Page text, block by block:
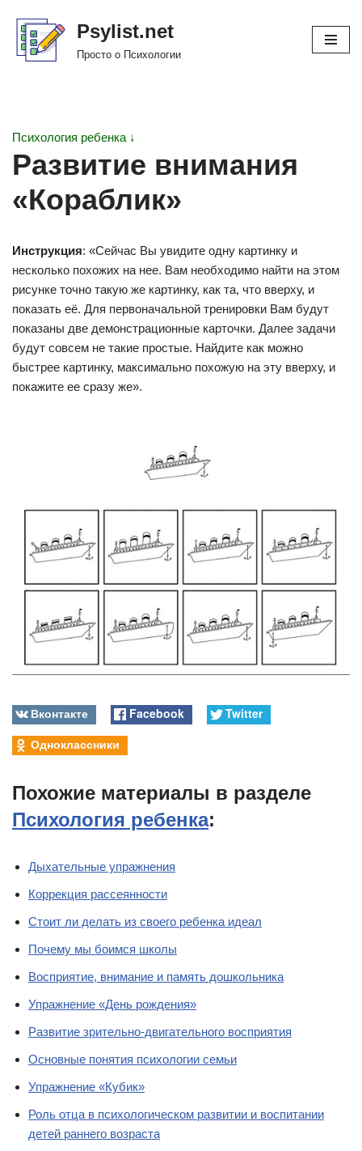
Перейти
Psylist.net
Просто о Психологии
Психология ребенка ↓
Развитие внимания
«Кораблик»
Инструкция: «Сейчас Вы увидите одну картинку и
несколько похожих на нее. Вам необходимо найти на этом
рисунке точно такую же картинку, как та, что вверху, и
показать её. Для первоначальной тренировки Вам будут
показаны две демонстрационные карточки. Далее задачи
будут совсем не такие простые. Найдите как можно
быстрее картинку, максимально похожую на эту вверху, и
покажите ее сразу же».
Вконтакте Facebook
Twitter
Одноклассники
Похожие материалы в разделе
Психология ребенка:
Дыхательные упражнения
Коррекция рассеянности
Стоит ли делать из своего ребенка идеал
Почему мы боимся школы
Восприятие, внимание и память дошкольника
Упражнение «День рождения»
Развитие зрительно-двигательного восприятия
Основные понятия психологии семьи
Упражнение «Кубик»
Роль отца в психологическом развитии и воспитании
детей раннего возраста